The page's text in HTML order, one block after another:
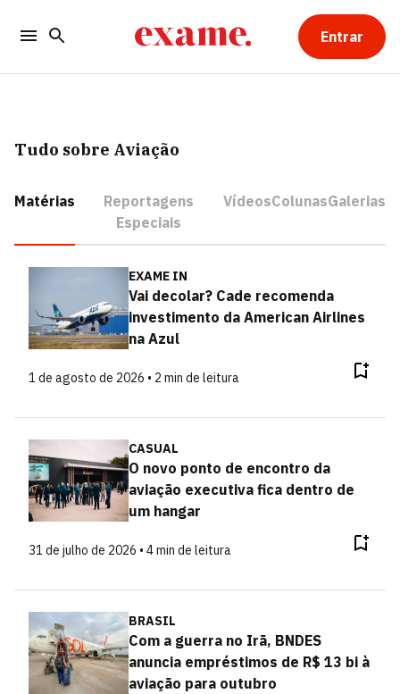
Entrar
Tudo sobre Aviação
Matérias
Reportagens
Especiais
VídeosColunasGalerias
EXAME IN
Vai decolar? Cade recomenda
investimento da American Airlines
na Azul
1 de agosto de 2026 • 2 min de leitura
CASUAL
O novo ponto de encontro da
aviação executiva fica dentro de
um hangar
31 de julho de 2026 • 4 min de leitura
BRASIL
Com a guerra no Irã, BNDES
anuncia empréstimos de R$ 13 bi à
aviação para outubro